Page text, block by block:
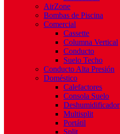
AirZone
Bombas de Piscina
Comercial
Cassette
Columna Vertical
Conducto
Suelo Techo
Conducto Alta Presión
Doméstico
Calefactores
Consola Suelo
Deshumidificador
Multisplit
Portátil
Split